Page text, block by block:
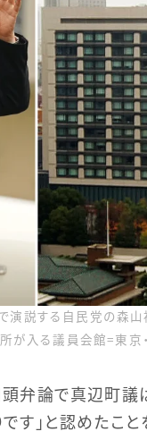
演説する自民党の森
が入る議員会館＝東
弁論で真辺町議
す」と認めたこ